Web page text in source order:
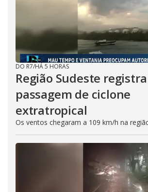
DO R7/HÁ 5 HORAS
Região Sudeste registra
passagem de ciclone
extratropical
Os ventos chegaram a 109 km/h na